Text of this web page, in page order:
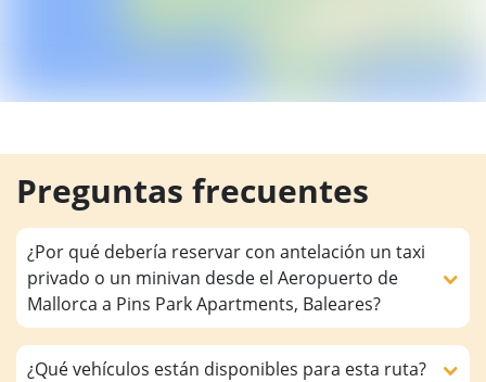
Preguntas frecuentes
¿Por qué debería reservar con antelación un taxi
privado o un minivan desde el Aeropuerto de
Mallorca a Pins Park Apartments, Baleares?
¿Qué vehículos están disponibles para esta ruta?